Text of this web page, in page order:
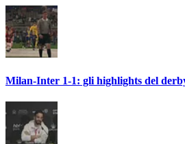
Milan-Inter 1-1: gli highlights del